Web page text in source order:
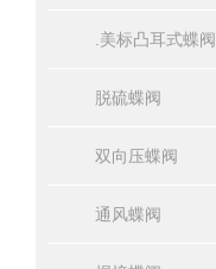
.美标凸耳式蝶阀
脱硫蝶阀
双向压蝶阀
通风蝶阀